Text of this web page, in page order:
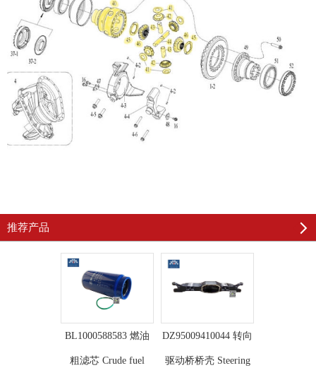
推荐产品
BL1000588583 燃油
粗滤芯 Crude fuel
DZ95009410044 转向
驱动桥桥壳 Steering